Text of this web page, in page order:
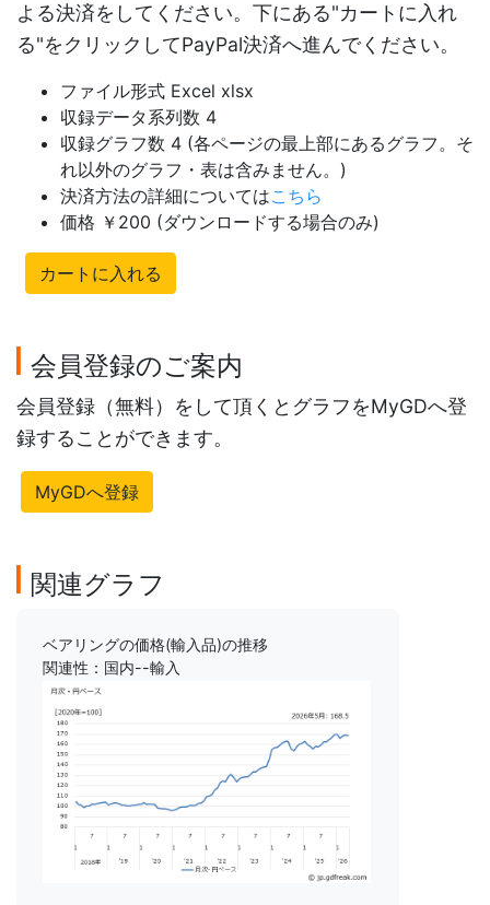
よる決済をしてください。下にある"カートに入れ
る"をクリックしてPayPal決済へ進んでください。
ファイル形式 Excel xlsx
収録データ系列数 4
収録グラフ数 4 (各ページの最上部にあるグラフ。そ
れ以外のグラフ・表は含みません。)
決済方法の詳細についてはこちら
価格 ￥200 (ダウンロードする場合のみ)
カートに入れる
会員登録のご案内
会員登録（無料）をして頂くとグラフをMyGDへ登
録することができます。
MyGDへ登録
関連グラフ
ベアリングの価格(輸入品)の推移
関連性：国内--輸入